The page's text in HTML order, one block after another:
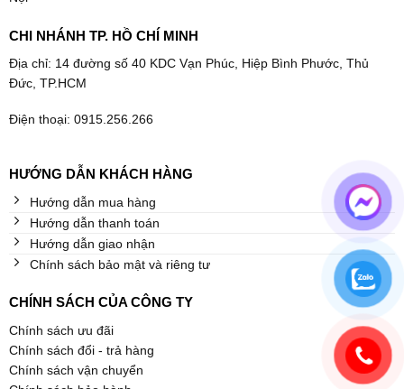
CHI NHÁNH TP. HỒ CHÍ MINH
Địa chỉ: 14 đường số 40 KDC Vạn Phúc, Hiệp Bình Phước, Thủ
Đức, TP.HCM
Điện thoại: 0915.256.266
HƯỚNG DẪN KHÁCH HÀNG
Hướng dẫn mua hàng
Hướng dẫn thanh toán
Hướng dẫn giao nhận
Chính sách bảo mật và riêng tư
CHÍNH SÁCH CỦA CÔNG TY
Chính sách ưu đãi
Chính sách đổi - trả hàng
Chính sách vận chuyển